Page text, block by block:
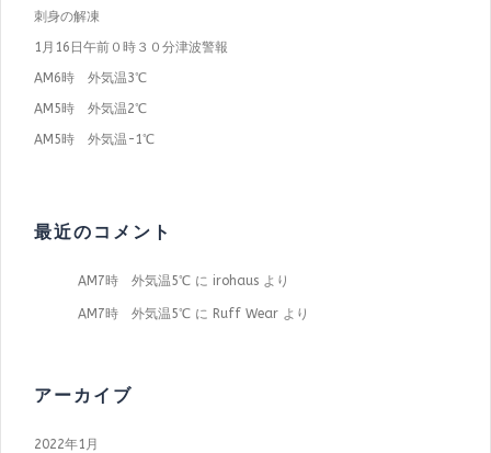
刺身の解凍
1月16日午前０時３０分津波警報
AM6時 外気温3℃
AM5時 外気温2℃
AM5時 外気温−1℃
最近のコメント
AM7時 外気温5℃ に irohaus より
AM7時 外気温5℃ に Ruff Wear より
アーカイブ
2022年1月